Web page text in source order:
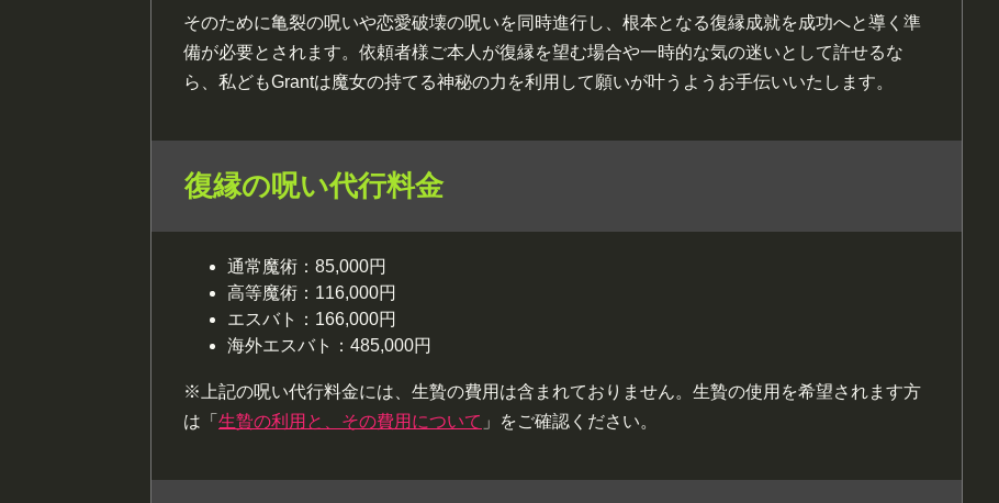
そのために亀裂の呪いや恋愛破壊の呪いを同時進行し、根本となる復縁成就を成功へと導く準
備が必要とされます。依頼者様ご本人が復縁を望む場合や一時的な気の迷いとして許せるな
ら、私どもGrantは魔女の持てる神秘の力を利用して願いが叶うようお手伝いいたします。
復縁の呪い代行料金
通常魔術：85,000円
高等魔術：116,000円
エスバト：166,000円
海外エスバト：485,000円
※上記の呪い代行料金には、生贄の費用は含まれておりません。生贄の使用を希望されます方
は「 生贄の利用と、その費用について 」をご確認ください。